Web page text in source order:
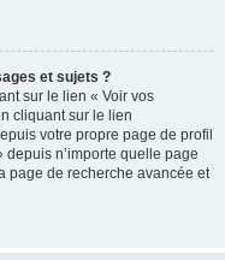
et sujets ?
sur le lien « Voir vos
cliquant sur le lien
votre propre page de profil
n’importe quelle page
page de recherche avancée et